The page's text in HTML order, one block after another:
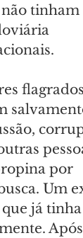
tinham
flagrados
por
Um
já tinha